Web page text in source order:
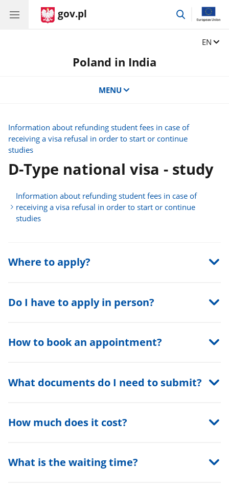
gov.pl
EN
Poland in India
MENU
Information about refunding student fees in case of
receiving a visa refusal in order to start or continue
studies
D-Type national visa - study
Information about refunding student fees in case of
receiving a visa refusal in order to start or continue
studies
Where to apply?
Do I have to apply in person?
How to book an appointment?
What documents do I need to submit?
How much does it cost?
What is the waiting time?